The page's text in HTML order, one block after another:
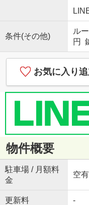
条件(その他)
ル
円
お気に入り
物件概要
駐車場 / 月額料
金
空
更新料 -